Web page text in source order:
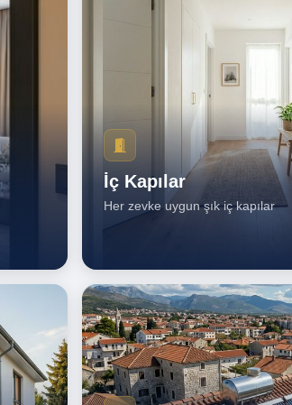
İç Kapılar
Her zevke uygun şık iç kapılar